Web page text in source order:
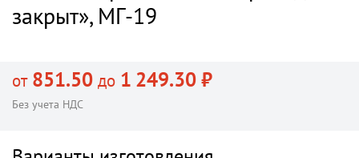
закрыт», МГ-19
от851.50 до 1 249.30 ₽
Без учета НДС